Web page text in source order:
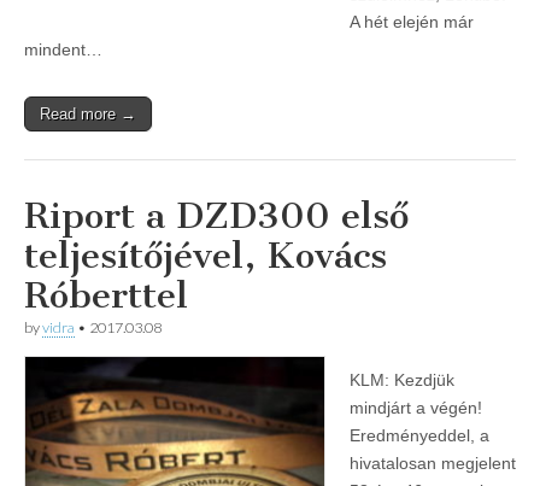
A hét elején már
mindent…
Read more →
Riport a DZD300 első
teljesítőjével, Kovács
Róberttel
byvidra • 2017.03.08
KLM: Kezdjük
mindjárt a végén!
Eredményeddel, a
hivatalosan megjelent